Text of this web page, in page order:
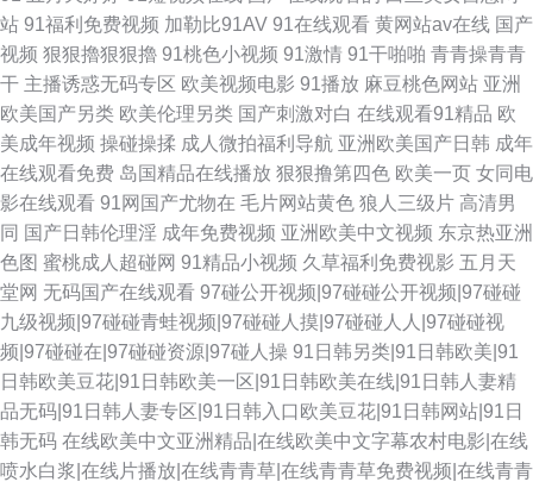
站 91福利免费视频 加勒比91AV 91在线观看 黄网站av在线 国产
视频 狠狠擼狠狠擼 91桃色小视频 91激情 91干啪啪 青青操青青
干 主播诱惑无码专区 欧美视频电影 91播放 麻豆桃色网站 亚洲
欧美国产另类 欧美伦理另类 国产刺激对白 在线观看91精品 欧
美成年视频 操碰操揉 成人微拍福利导航 亚洲欧美国产日韩 成年
在线观看免费 岛国精品在线播放 狠狠撸第四色 欧美一页 女同电
影在线观看 91网国产尤物在 毛片网站黄色 狼人三级片 高清男
同 国产日韩伦理淫 成年免费视频 亚洲欧美中文视频 东京热亚洲
色图 蜜桃成人超碰网 91精品小视频 久草福利免费视影 五月天
堂网 无码国产在线观看 97碰公开视频|97碰碰公开视频|97碰碰
九级视频|97碰碰青蛙视频|97碰碰人摸|97碰碰人人|97碰碰视
频|97碰碰在|97碰碰资源|97碰人操 91日韩另类|91日韩欧美|91
日韩欧美豆花|91日韩欧美一区|91日韩欧美在线|91日韩人妻精
品无码|91日韩人妻专区|91日韩入口欧美豆花|91日韩网站|91日
韩无码 在线欧美中文亚洲精品|在线欧美中文字幕农村电影|在线
喷水白浆|在线片播放|在线青青草|在线青青草免费视频|在线青青